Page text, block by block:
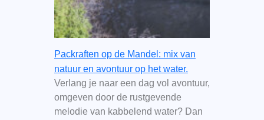
Packraften op de Mandel: mix van
natuur en avontuur op het water.
Verlang je naar een dag vol avontuur,
omgeven door de rustgevende
melodie van kabbelend water? Dan